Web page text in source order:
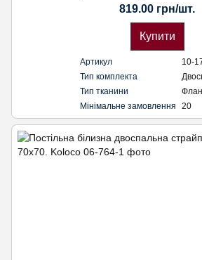
819.00 грн/шт.
Купити
Артикул
10-
Тип комплекта
Тип тканини
Мінімальне замовлення
20